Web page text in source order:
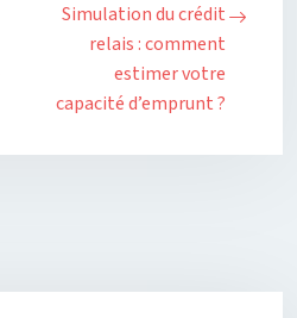
Simulation du crédit
relais : comment
estimer votre
capacité d’emprunt ?